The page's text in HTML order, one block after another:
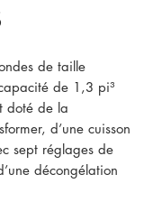
de taille
de 1,3 pi³
doté de la
d’une cuisson
sept réglages de
décongélation